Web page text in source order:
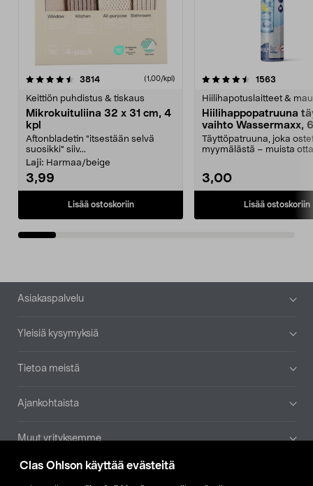
Clas Ohlson käyttää evästeitä
3814arvostelut (1,00/kpl)
Keittiön puhdistus & tiskaus
Mikrokuituliina 32 x 31 cm, 4
kpl
Aftonbladetin "itsestään selvä
suosikki" siiv...
Laji: Harmaa/beige
3,99
Lisää ostoskoriin
4.5viidestä
1563
Hiilihapotuslaitteet &
Hiilihappopatruuna
vaihto Wassermaxx,
Täyttöpatruuna, joka
myymälästä – muista
3,00
Lisää ostoskoriin
4.5viidestä
Alatunniste
Asiakaspalvelu
Yleisiä kysymyksiä
Tietoa meistä
Ajankohtaista
Muut yrityksemme
Etsi myymälä